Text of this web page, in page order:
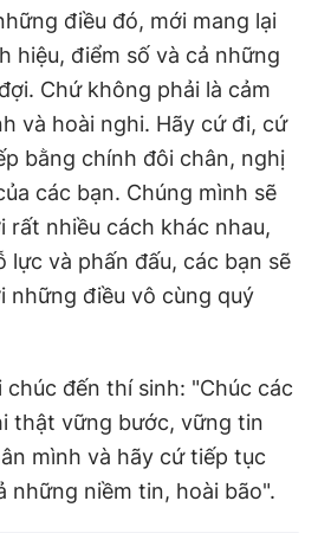
điều đó, mới mang lại
hiệu, điểm số và cả những
Chứ không phải là cảm
và hoài nghi. Hãy cứ đi, cứ
bằng chính đôi chân, nghị
các bạn. Chúng mình sẽ
rất nhiều cách khác nhau,
lực và phấn đấu, các bạn sẽ
những điều vô cùng quý
chúc đến thí sinh: "Chúc các
thật vững bước, vững tin
mình và hãy cứ tiếp tục
những niềm tin, hoài bão".